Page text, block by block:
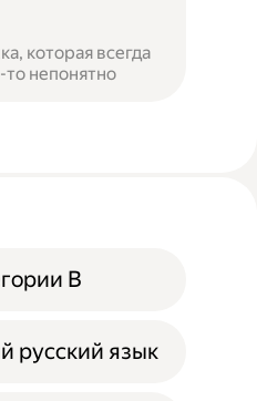
которая всегда
то непонятно
B
русский язык